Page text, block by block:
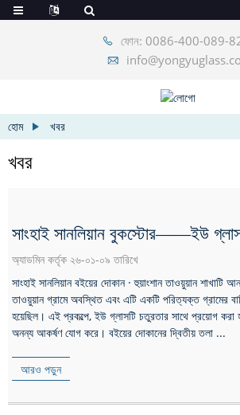
ফোন: 0086-400-089-
হোম খবর
খবর
সাংহাই সানলিয়ান বুকস্টোর——ইউ
অ্যাডমিন কর্তৃক ২৬-০১-০৯ তারিখে
সাংহাই সানলিয়ান বইয়ের দোকান · হুয়াংশান তাওয়ুয়ান শাখাটি
তাওয়ুয়ান গ্রামে অবস্থিত এবং এটি একটি পরিত্যক্ত গ্রামের
হয়েছিল। এই প্রকল্পে, ইউ গ্লাসটি চতুরতার সাথে প্রয়োগ করা
অনন্য আকর্ষণ যোগ করে। বইয়ের দোকানের দ্বিতীয় তলা ...
আরও পড়ুন